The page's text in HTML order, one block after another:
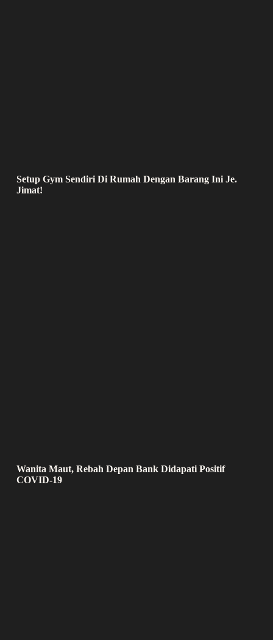
Setup Gym Sendiri Di Rumah Dengan Barang Ini Je.
Jimat!
Wanita Maut, Rebah Depan Bank Didapati Positif
COVID-19